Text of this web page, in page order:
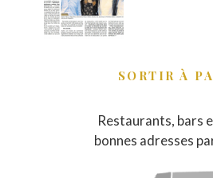
SORTIR À
Restaurants, bars
bonnes adresses